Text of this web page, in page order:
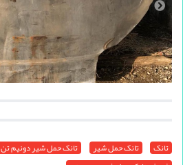
تانک تانک حمل شیر تانک حمل شیر دونیم تن